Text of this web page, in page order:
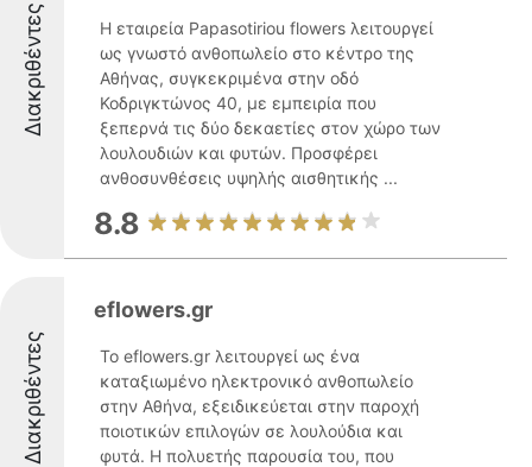
Διακριθέντες
Η εταιρεία Papasotiriou flowers λειτουργεί
ως γνωστό ανθοπωλείο στο κέντρο της
Αθήνας, συγκεκριμένα στην οδό
Κοδριγκτώνος 40, με εμπειρία που
ξεπερνά τις δύο δεκαετίες στον χώρο των
λουλουδιών και φυτών. Προσφέρει
ανθοσυνθέσεις υψηλής αισθητικής ...
8.8
Διακριθέντες
eflowers.gr
Το eflowers.gr λειτουργεί ως ένα
καταξιωμένο ηλεκτρονικό ανθοπωλείο
στην Αθήνα, εξειδικεύεται στην παροχή
ποιοτικών επιλογών σε λουλούδια και
φυτά. Η πολυετής παρουσία του, που